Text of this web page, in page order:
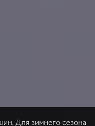
Для зимнего сезона